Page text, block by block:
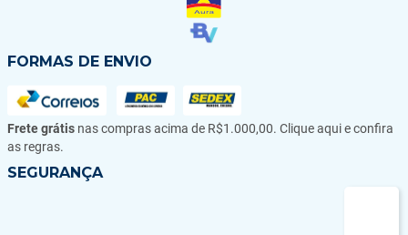
FORMAS DE ENVIO
Frete grátis nas compras acima de R$1.000,00. Clique aqui e confira
as regras.
SEGURANÇA